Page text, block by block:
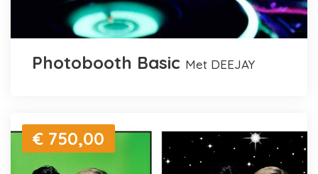
Photobooth Basic met DEEJAY
€ 750,00